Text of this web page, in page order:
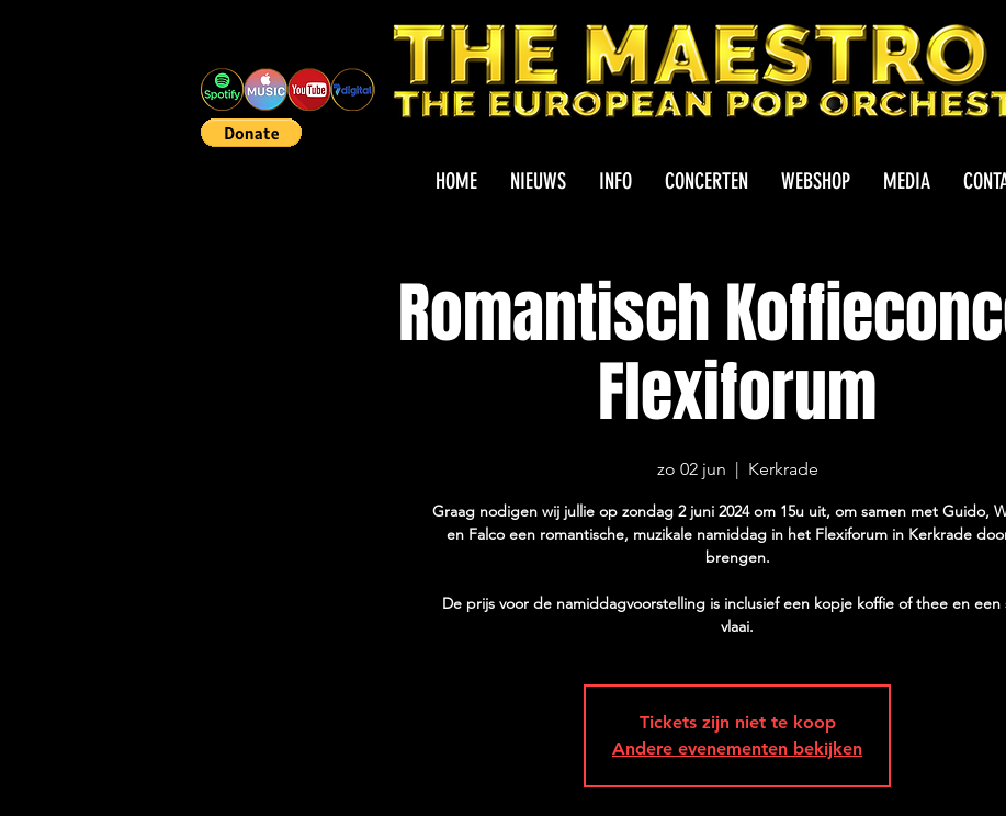
HOME NIEUWS INFO CONCERTEN WEBSHOP MEDIA
Romantisch
Flexiforum
zo 02 jun
  |
Kerkrade
Graag nodigen wij jullie op zondag 2 juni 2024 om 15u uit, om samen met Guido,
en Falco een romantische, muzikale namiddag in het Flexiforum in Kerkrade
brengen.
De prijs voor de namiddagvoorstelling is inclusief een kopje koffie of thee en een
vlaai.
Tickets zijn niet te koop
Andere evenementen bekijken